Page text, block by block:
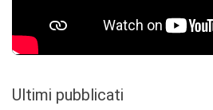
Ultimi pubblicati